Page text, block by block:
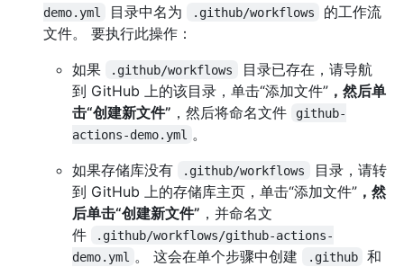
demo.yml
目录中名为 .github/workflows
的工作流
文件。 要执行此操作：
如果
.github/workflows
目录已存在，请导航
到 GitHub 上的该目录，单击“添加文件” ，然后单
击“创建新文件” ，然后将命名文件
github-
actions-demo.yml
。
如果存储库没有
.github/workflows
目录，请转
到 GitHub 上的存储库主页，单击“添加文件” ，然
后单击“创建新文件” ，并命名文
件
.github/workflows/github-actions-
demo.yml
。 这会在单个步骤中创建 .github 和